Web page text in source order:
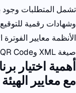
تشمل المتطلبات وجود
وشهادات رقمية
الأنظمة معايير
صيغة XML وQR Code.
أهمية اختيار
مع معايير الهيئة